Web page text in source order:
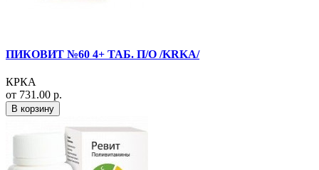
ПИКОВИТ №60 4+ ТАБ. П/О /KRKA/
КРКА
от 731.00 р.
В корзину